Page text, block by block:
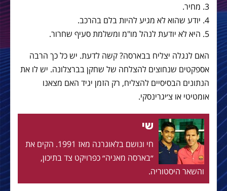
3. מחיר.
4. יודע שהוא לא מגיע להיות בלם בהרכב.
5. היא לא יודעת לנהל מו"מ ומשלמת סעיף שחרור.
האם לנגלה יצליח בבארסה? קשה לדעת. יש כל כך הרבה
אספקטים שנחוצים להצלחה של שחקן בברצלונה. יש לו את
הנתונים הבסיסיים להצליח, רק הזמן יגיד האם מצאנו
אומטיטי או צ׳יגרינסקי.
שי
חי ונושם בלאוגרנה מאז 1991. הקים את
״בארסה מאניה״ כפרויקט צד בתיכון,
והשאר היסטוריה.